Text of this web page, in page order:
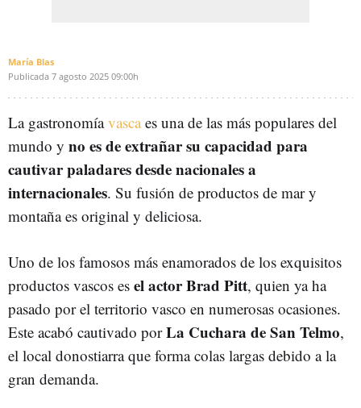
María Blas
Publicada 7 agosto 2025 09:00h
La gastronomíavascaes una de las más populares del
mundo y no es de extrañar su capacidad para
cautivar paladares desde nacionales a
internacionales. Su fusión de productos de mar y
montaña es original y deliciosa.
Uno de los famosos más enamorados de los exquisitos
productos vascos es el actor Brad Pitt, quien ya ha
pasado por el territorio vasco en numerosas ocasiones.
Este acabó cautivado porLa Cuchara de San Telmo,
el local donostiarra que forma colas largas debido a la
gran demanda.